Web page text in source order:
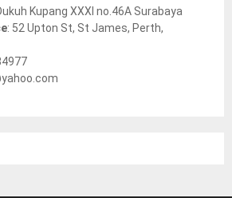
Kupang XXXI no.46A Surabaya
: 52 Upton St, St James, Perth,